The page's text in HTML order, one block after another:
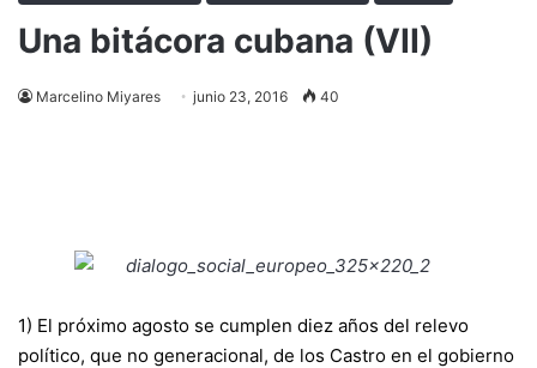
Una bitácora cubana (VII)
Marcelino Miyares junio 23, 2016 40
1) El próximo agosto se cumplen diez años del relevo
político, que no generacional, de los Castro en el gobierno